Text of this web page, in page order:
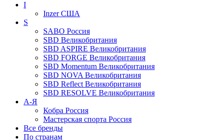
I
InzerСША
S
SABO Россия
SBD Великобритания
SBD ASPIRE Великобритания
SBD FORGE Великобритания
SBD Momentum Великобритания
SBD NOVA Великобритания
SBD Reflect Великобритания
SBD RESOLVE Великобритания
А-Я
Кобра Россия
Мастерская спорта Россия
Все бренды
По странам